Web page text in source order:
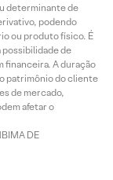
determinante de
podendo
ou produto físico. É
de
financeira. A duração
patrimônio do cliente
de mercado,
afetar o
DE